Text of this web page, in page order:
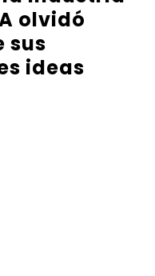
olvidó
sus
ideas